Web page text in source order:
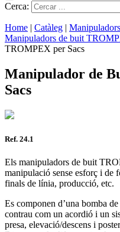
Cerca:
Home | Catàleg |
Manipuladors de buit
TROMPEX per Sacs
Manipulador de
Sacs
Ref. 24.1
Els manipuladors de buit
manipulació sense esforç i de
finals de línia, producció, etc.
Es componen d’una bomba
contrau com un acordió i un
presa, elevació/descens i